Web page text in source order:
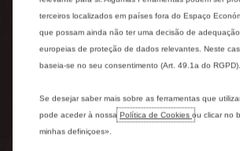
terceiros localizados em países fora do Espaço
que possam ainda não ter uma decisão de
europeias de proteção de dados relevantes. Neste
baseia-se no seu consentimento (Art. 49.1a do RGPD).
Se desejar saber mais sobre as ferramentas que
pode aceder à nossa Política de Cookies ou clicar no
minhas definiçoes».